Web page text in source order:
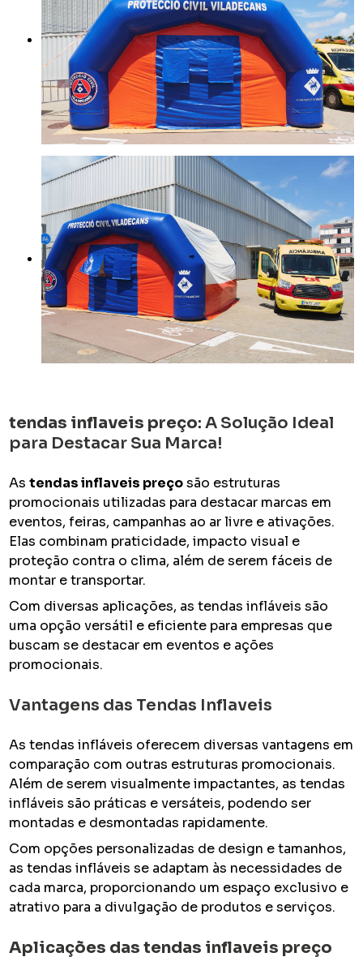
tendas inflaveis preço: A Solução Ideal
para Destacar Sua Marca!
Astendas inflaveis preçosão estruturas
promocionais utilizadas para destacar marcas em
eventos, feiras, campanhas ao ar livre e ativações.
Elas combinam praticidade, impacto visual e
proteção contra o clima, além de serem fáceis de
montar e transportar.
Com diversas aplicações, as tendas infláveis são
uma opção versátil e eficiente para empresas que
buscam se destacar em eventos e ações
promocionais.
Vantagens das Tendas Inflaveis
As tendas infláveis oferecem diversas vantagens em
comparação com outras estruturas promocionais.
Além de serem visualmente impactantes, as tendas
infláveis são práticas e versáteis, podendo ser
montadas e desmontadas rapidamente.
Com opções personalizadas de design e tamanhos,
as tendas infláveis se adaptam às necessidades de
cada marca, proporcionando um espaço exclusivo e
atrativo para a divulgação de produtos e serviços.
Aplicações dastendas inflaveis preço